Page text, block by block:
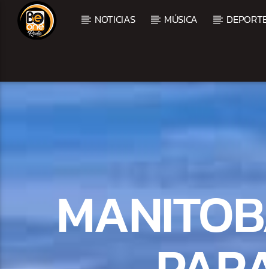
NOTICIAS MÚSICA